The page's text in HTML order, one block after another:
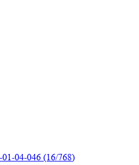
04-046 (16/768)